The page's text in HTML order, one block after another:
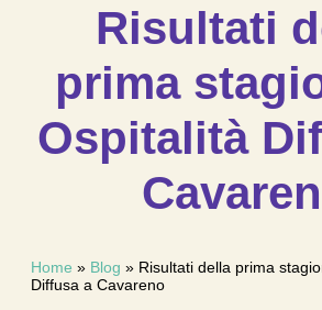
Risultati
prima
Ospitalità
Home » Blog » Risultati della prima
Diffusa a Cavareno